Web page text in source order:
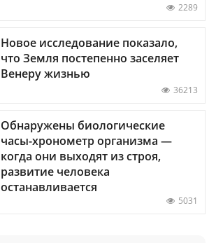
2289
Новое исследование показало,
что Земля постепенно заселяет
Венеру жизнью
36213
Обнаружены биологические
часы-хронометр организма —
когда они выходят из строя,
развитие человека
останавливается
5031